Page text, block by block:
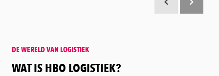
DE WERELD VAN LOGISTIEK
:
WAT IS HBO LOGISTIEK?